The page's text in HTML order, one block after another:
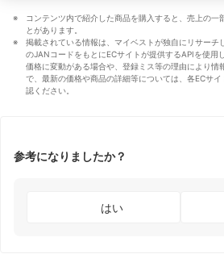
コンテンツ内で紹介した商品を購入すると、売上の一
とがあります。
掲載されている情報は、マイベストが独自にリサーチ
のJANコードをもとにECサイトが提供するAPIを使用
価格に変動がある場合や、登録ミス等の理由により情
で、最新の価格や商品の詳細等については、各ECサ
認ください。
参考になりましたか？
はい